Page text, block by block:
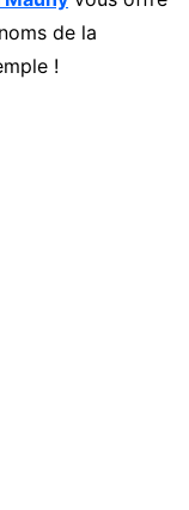
de la
!